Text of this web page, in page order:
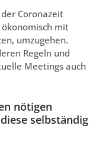
Coronazeit
mit
umzugehen.
Regeln und
Meetings auch
nötigen
selbständig